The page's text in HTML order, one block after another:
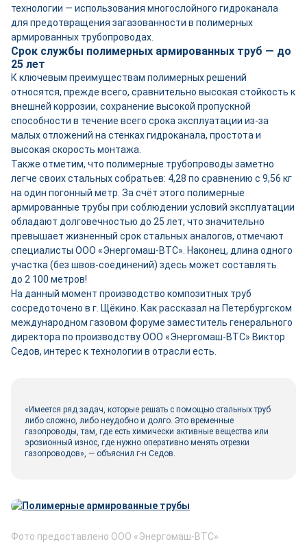
технологии — использования многослойного гидроканала
для предотвращения загазованности в полимерных
армированных трубопроводах.
Срок службы полимерных армированных труб — до
25 лет
К ключевым преимуществам полимерных решений
относятся, прежде всего, сравнительно высокая стойкость к
внешней коррозии, сохранение высокой пропускной
способности в течение всего срока эксплуатации из-за
малых отложений на стенках гидроканала, простота и
высокая скорость монтажа.
Также отметим, что полимерные трубопроводы заметно
легче своих стальных собратьев: 4,28 по сравнению с 9,56 кг
на один погонный метр. За счёт этого полимерные
армированные трубы при соблюдении условий эксплуатации
обладают долговечностью до 25 лет, что значительно
превышает жизненный срок стальных аналогов, отмечают
специалисты ООО «Энергомаш-ВТС». Наконец, длина одного
участка (без швов-соединений) здесь может составлять
до 2 100 метров!
На данный момент производство композитных труб
сосредоточено в г. Щёкино. Как рассказал на Петербургском
международном газовом форуме заместитель генерального
директора по производству ООО «Энергомаш-ВТС» Виктор
Седов, интерес к технологии в отрасли есть.
«Имеется ряд задач, которые решать с помощью стальных труб
либо сложно, либо неудобно и долго. Это временные
газопроводы, там, где есть химически активные вещества или
эрозионный износ, где нужно оперативно менять отрезки
газопроводов», — объяснил г-н Седов.
Фото предоставлено ООО «Энергомаш-ВТС»